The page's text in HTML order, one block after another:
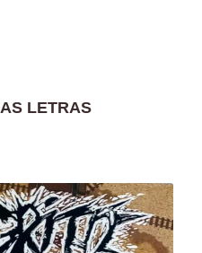
LETRAS